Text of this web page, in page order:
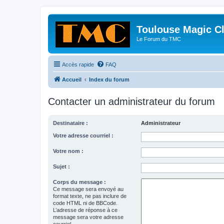
Toulouse Magic
Le Forum du TMC
Accès rapide FAQ
Accueil Index du forum
Contacter un administrateur du forum
Destinataire : Administrateur
Votre adresse courriel :
Votre nom :
Sujet :
Corps du message :
Ce message sera envoyé au
format texte, ne pas inclure de
code HTML ni de BBCode.
L’adresse de réponse à ce
message sera votre adresse